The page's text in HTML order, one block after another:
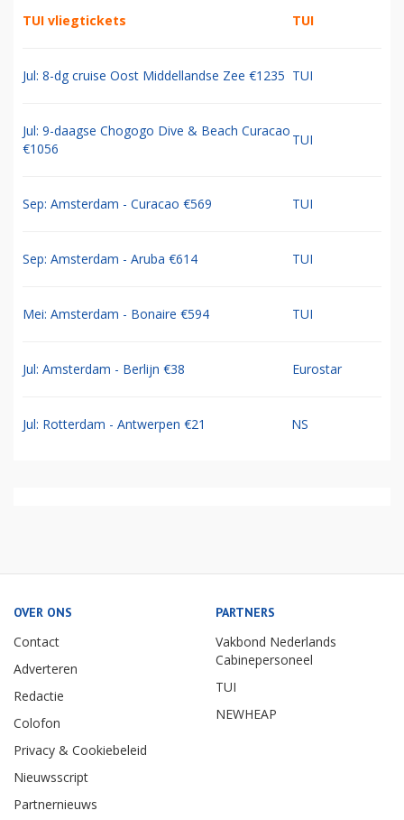
TUI vliegtickets TUI
Jul: 8-dg cruise Oost Middellandse Zee €1235 TUI
Jul: 9-daagse Chogogo Dive & Beach Curacao
€1056
TUI
Sep: Amsterdam - Curacao €569 TUI
Sep: Amsterdam - Aruba €614 TUI
Mei: Amsterdam - Bonaire €594 TUI
Jul: Amsterdam - Berlijn €38 Eurostar
Jul: Rotterdam - Antwerpen €21 NS
OVER ONS
Contact
Adverteren
Redactie
Colofon
Privacy & Cookiebeleid
Nieuwsscript
Partnernieuws
PARTNERS
Vakbond Nederlands
Cabinepersoneel
TUI
NEWHEAP